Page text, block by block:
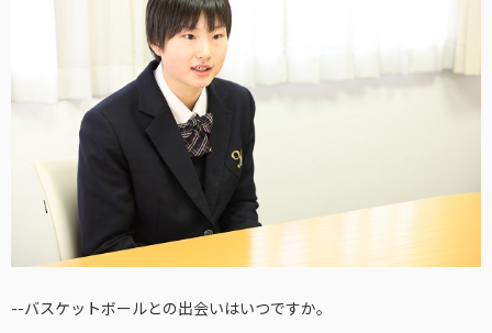
--バスケットボールとの出会いはいつですか。